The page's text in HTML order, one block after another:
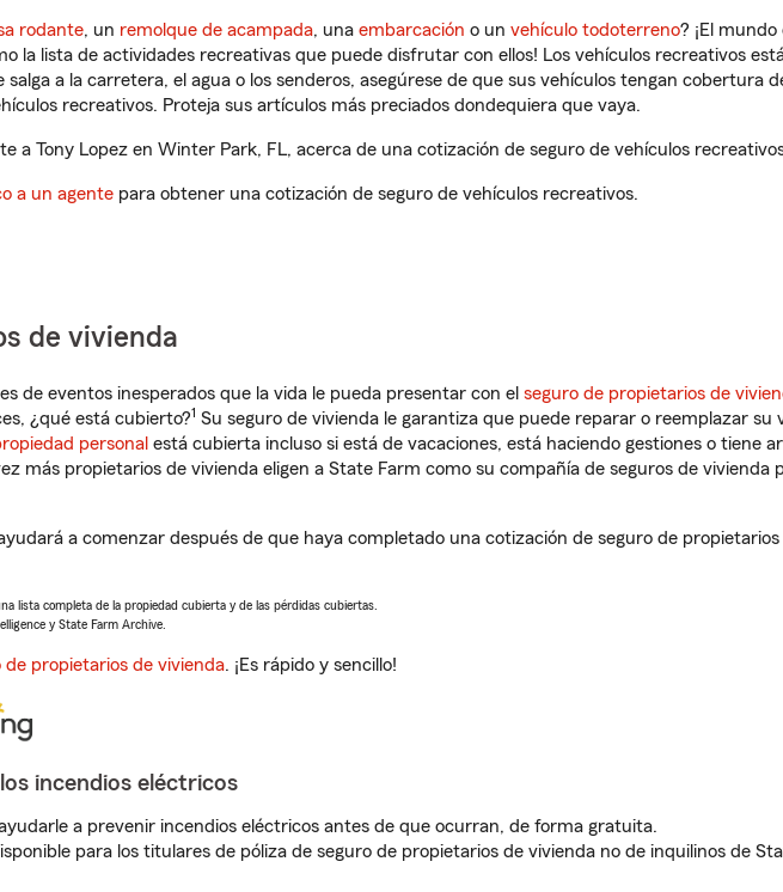
rodante, un remolque de acampada, una embarcación o un vehículo todoterreno? ¡El
la lista de actividades recreativas que puede disfrutar con ellos! Los vehículos recreativos
a la carretera, el agua o los senderos, asegúrese de que sus vehículos tengan cobertura
recreativos. Proteja sus artículos más preciados dondequiera que vaya.
a Tony Lopez en Winter Park, FL, acerca de una cotización de seguro de vehículos
a un agente para obtener una cotización de seguro de vehículos recreativos.
de vivienda
de eventos inesperados que la vida le pueda presentar con el seguro de propietarios de
¿qué está cubierto?1 Su seguro de vivienda le garantiza que puede reparar o reemplazar su
personal está cubierta incluso si está de vacaciones, está haciendo gestiones o tiene
más propietarios de vivienda eligen a State Farm como su compañía de seguros de vivienda
a comenzar después de que haya completado una cotización de seguro de
lista completa de la propiedad cubierta y de las pérdidas cubiertas.
y State Farm Archive.
propietarios de vivienda. ¡Es rápido y sencillo!
incendios eléctricos
a prevenir incendios eléctricos antes de que ocurran, de forma gratuita.
para los titulares de póliza de seguro de propietarios de vivienda no de inquilinos de